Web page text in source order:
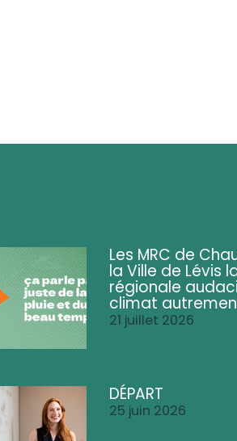
Les MRC de
la Ville de Lévis
régionale
climat
21 juillet 2026
DÉPART
25 juin 2026